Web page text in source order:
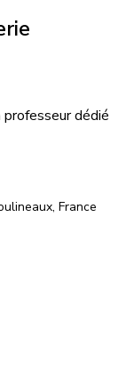
dédié
France